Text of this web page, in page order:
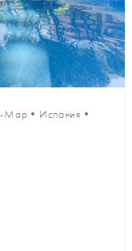
Мар • Испания •